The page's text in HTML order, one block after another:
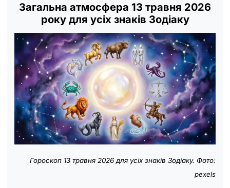
Загальна атмосфера 13 травня 2026
року для усіх знаків Зодіаку
Гороскоп 13 травня 2026 для усіх знаків Зодіаку. Фото:
pexels